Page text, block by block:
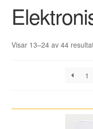
Support
Visar 13–24 av 44
1